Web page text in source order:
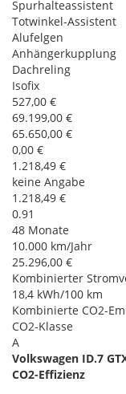
Spurhalteassistent
Totwinkel-Assistent
Alufelgen
Anhängerkupplung
Dachreling
Isofix
527,00 €
69.199,00 €
65.650,00 €
0,00 €
1.218,49 €
keine Angabe
1.218,49 €
0.91
48 Monate
10.000 km/Jahr
25.296,00 €
Kombinierter
18,4 kWh/100 km
Kombinierte CO2-
CO2-Klasse
A
Volkswagen ID.7
CO2-Effizienz